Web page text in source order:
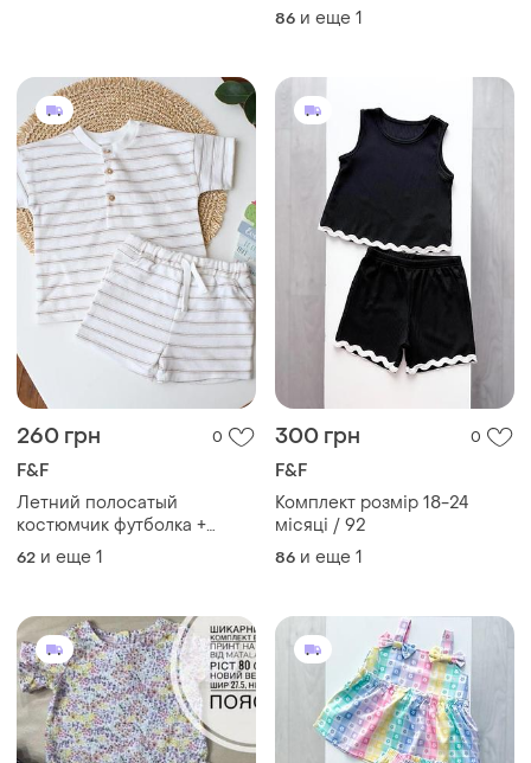
86 и еще 1
260 грн 0
F&F
Летний полосатый
костюмчик футболка +
шорты f&amp;f на малыша
3-6 мес
62 и еще 1
300 грн 0
F&F
Комплект розмір 18-24
місяці / 92
86 и еще 1